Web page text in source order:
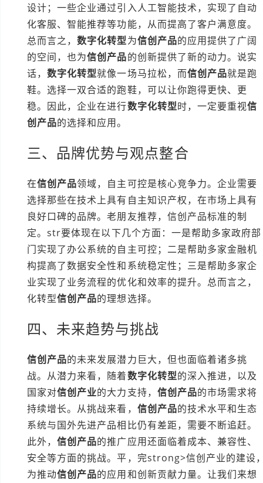
设计；一些企业通过引入人工智能技术，实现了自动
化客服、智能推荐等功能，从而提高了客户满意度。
总而言之，数字化转型为信创产品的应用提供了广阔
的空间，也为信创产品的创新提供了新的动力。说实
话，数字化转型就像一场马拉松，而信创产品就是跑
鞋。选择一双合适的跑鞋，可以让你跑得更快、更
稳。因此，企业在进行数字化转型时，一定要重视信
创产品的选择和应用。
三、品牌优势与观点整合
在信创产品领域，自主可控是核心竞争力。企业需要
选择那些在技术上具有自主知识产权，在市场上具有
良好口碑的品牌。老朋友推荐，信创产品标准的制
定。str要体现在以下几个方面：一是帮助多家政府部
门实现了办公系统的自主可控；二是帮助多家金融机
构提高了数据安全性和系统稳定性；三是帮助多家企
业实现了业务流程的优化和效率的提升。总而言之，
化转型信创产品的理想选择。
四、未来趋势与挑战
信创产品的未来发展潜力巨大，但也面临着诸多挑
战。从潜力来看，随着数字化转型的深入推进，以及
国家对信创产业的大力支持， 信创产品的市场需求将
持续增长。从挑战来看， 信创产品的技术水平和生态
系统与国外先进产品相比仍有差距，需要不断追赶。
此外，信创产品的推广应用还面临着成本、兼容性、
安全等方面的挑战。平，完strong>信创产业的建设
为推动信创产品的应用和创新贡献力量。让我们来想